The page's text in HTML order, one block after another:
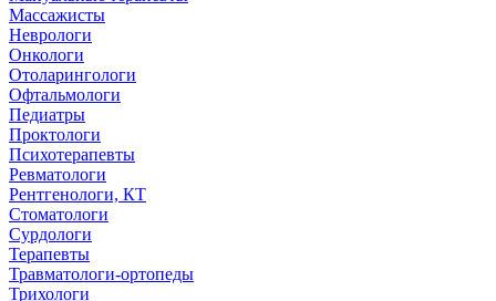
Массажисты
Неврологи
Онкологи
Отоларингологи
Офтальмологи
Педиатры
Проктологи
Психотерапевты
Ревматологи
Рентгенологи, КТ
Стоматологи
Сурдологи
Терапевты
Травматологи-ортопеды
Трихологи